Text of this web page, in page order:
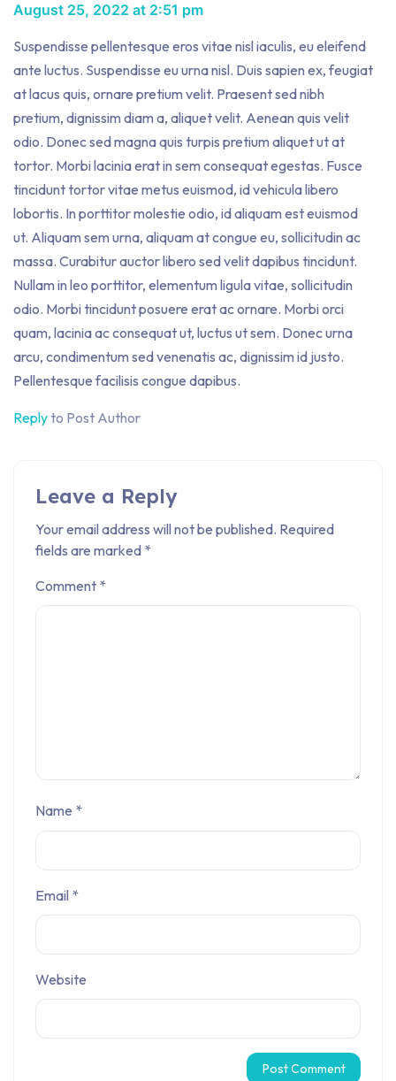
August 25, 2022 at 2:51 pm
Suspendisse pellentesque eros vitae nisl iaculis, eu eleifend
ante luctus. Suspendisse eu urna nisl. Duis sapien ex, feugiat
at lacus quis, ornare pretium velit. Praesent sed nibh
pretium, dignissim diam a, aliquet velit. Aenean quis velit
odio. Donec sed magna quis turpis pretium aliquet ut at
tortor. Morbi lacinia erat in sem consequat egestas. Fusce
tincidunt tortor vitae metus euismod, id vehicula libero
lobortis. In porttitor molestie odio, id aliquam est euismod
ut. Aliquam sem urna, aliquam at congue eu, sollicitudin ac
massa. Curabitur auctor libero sed velit dapibus tincidunt.
Nullam in leo porttitor, elementum ligula vitae, sollicitudin
odio. Morbi tincidunt posuere erat ac ornare. Morbi orci
quam, lacinia ac consequat ut, luctus ut sem. Donec urna
arcu, condimentum sed venenatis ac, dignissim id justo.
Pellentesque facilisis congue dapibus.
Reply to Post Author
Leave a Reply
Your email address will not be published. Required
fields are marked *
Comment *
Name *
Email *
Website